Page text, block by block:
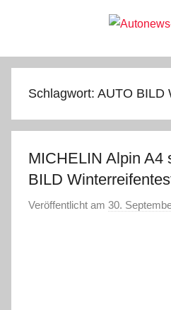
Autonews-
123.de
Schlagwort: AUTO BILD
MICHELIN Alpin A4
BILD
Veröffentlicht am 30.